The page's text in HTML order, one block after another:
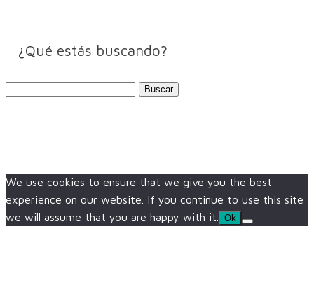
¿Qué estás buscando?
We use cookies to ensure that we give you the best
experience on our website. If you continue to use this site
we will assume that you are happy with it.
Ok